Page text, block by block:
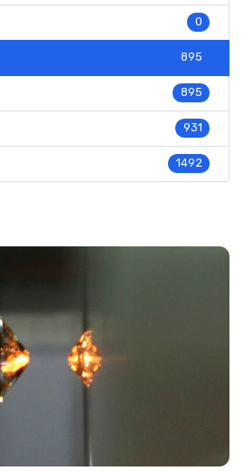
0
895
895
931
1492